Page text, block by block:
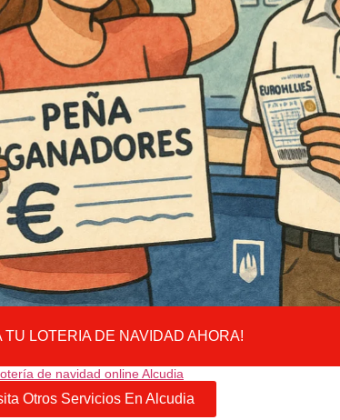
TU LOTERIA DE NAVIDAD AHORA!
de navidad online Alcudia
Otros Servicios En Alcudia